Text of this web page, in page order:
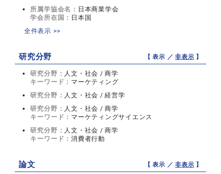
所属学協会名： 日本商業学会
学会所在国： 日本国
全件表示 >>
研究分野 【 表示 ／非表示 】
研究分野： 人文・社会 / 商学
キーワード： マーケティング
研究分野： 人文・社会 / 経営学
研究分野： 人文・社会 / 商学
キーワード： マーケティングサイエンス
研究分野： 人文・社会 / 商学
キーワード：消費者行動
論文 【 表示 ／非表示 】